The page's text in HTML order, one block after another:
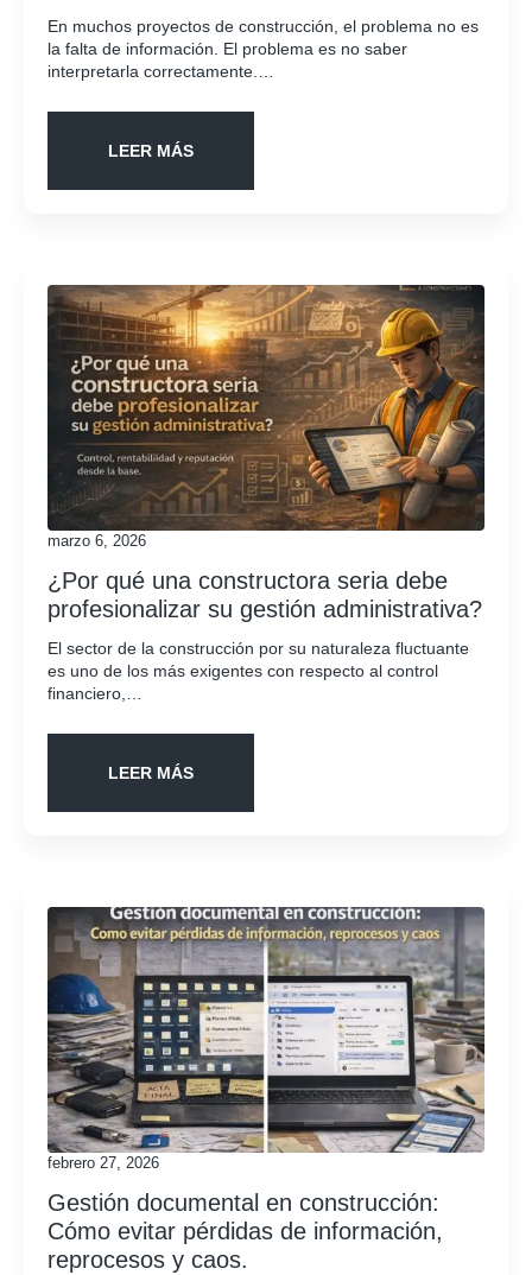
En muchos proyectos de construcción, el problema no es
la falta de información. El problema es no saber
interpretarla correctamente.…
LEER MÁS
¿Por qué una constructora seria debe
profesionalizar su gestión administrativa?
marzo 6, 2026
El sector de la construcción por su naturaleza fluctuante
es uno de los más exigentes con respecto al control
financiero,…
LEER MÁS
Gestión documental en construcción:
Cómo evitar pérdidas de información,
reprocesos y caos.
febrero 27, 2026